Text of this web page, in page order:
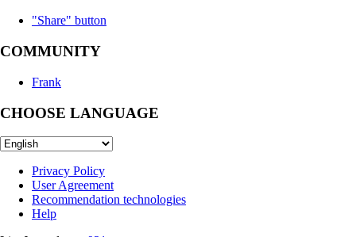
"Share" button
COMMUNITY
Frank
CHOOSE LANGUAGE
Privacy Policy
User Agreement
Recommendation technologies
Help